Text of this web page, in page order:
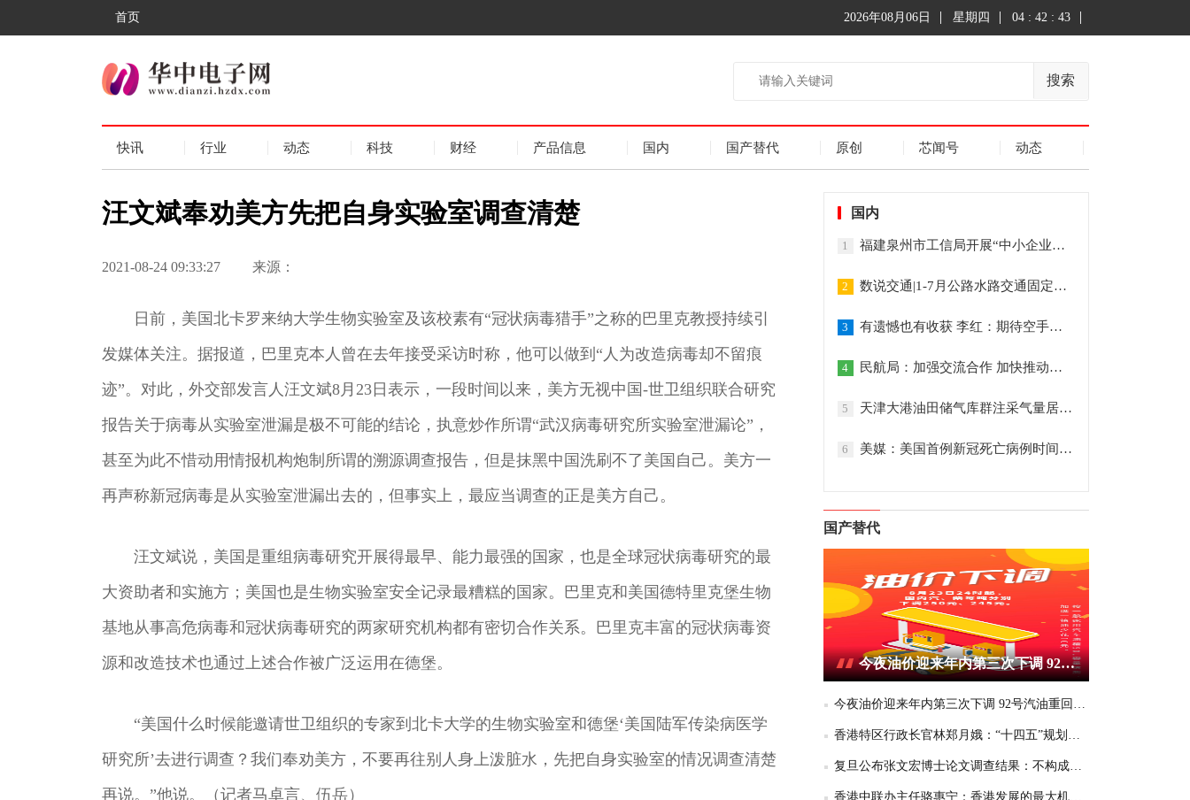
首页 2026年08月06日 星期四 04 : 42 : 44
搜索
快讯 行业 动态 科技 财经 产品信息 国内 国产替代 原创 芯闻号 动态
汪文斌奉劝美方先把自身实验室调查清楚
2021-08-24 09:33:27 来源：
日前，美国北卡罗来纳大学生物实验室及该校素有“冠状病毒猎手”之称的巴里克教授持续引
发媒体关注。据报道，巴里克本人曾在去年接受采访时称，他可以做到“人为改造病毒却不留痕
迹”。对此，外交部发言人汪文斌8月23日表示，一段时间以来，美方无视中国-世卫组织联合研究
报告关于病毒从实验室泄漏是极不可能的结论，执意炒作所谓“武汉病毒研究所实验室泄漏论”，
甚至为此不惜动用情报机构炮制所谓的溯源调查报告，但是抹黑中国洗刷不了美国自己。美方一
再声称新冠病毒是从实验室泄漏出去的，但事实上，最应当调查的正是美方自己。
汪文斌说，美国是重组病毒研究开展得最早、能力最强的国家，也是全球冠状病毒研究的最
大资助者和实施方；美国也是生物实验室安全记录最糟糕的国家。巴里克和美国德特里克堡生物
基地从事高危病毒和冠状病毒研究的两家研究机构都有密切合作关系。巴里克丰富的冠状病毒资
源和改造技术也通过上述合作被广泛运用在德堡。
“美国什么时候能邀请世卫组织的专家到北卡大学的生物实验室和德堡‘美国陆军传染病医学
研究所’去进行调查？我们奉劝美方，不要再往别人身上泼脏水，先把自身实验室的情况调查清楚
再说。”他说。（记者马卓言、伍岳）
国内
1 福建泉州市工信局开展“中小企业服务月”活动
2 数说交通|1-7月公路水路交通固定资产投资达14694亿元
3 有遗憾也有收获 李红：期待空手道重回奥运的那天
4 民航局：加强交流合作 加快推动全球民航恢复发展
5 天津大港油田储气库群注采气量居全国首位
6 美媒：美国首例新冠死亡病例时间提前
国产替代
今夜油价迎来年内第三次下调 92号汽油重回6元区间
今夜油价迎来年内第三次下调 92号汽油重回6元区间
香港特区行政长官林郑月娥：“十四五”规划为香港带来千载难逢的机遇
复旦公布张文宏博士论文调查结果：不构成学术不端或学术不当
香港中联办主任骆惠宁：香港发展的最大机遇在内地